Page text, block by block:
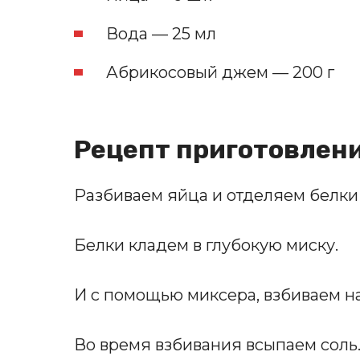
Вода — 25 мл
Абрикосовый джем — 200 г
Рецепт
Разбиваем яйца и отделяем белки
Белки кладем в глубокую миску.
И с помощью миксера, взбиваем
Во время взбивания всыпаем соль.